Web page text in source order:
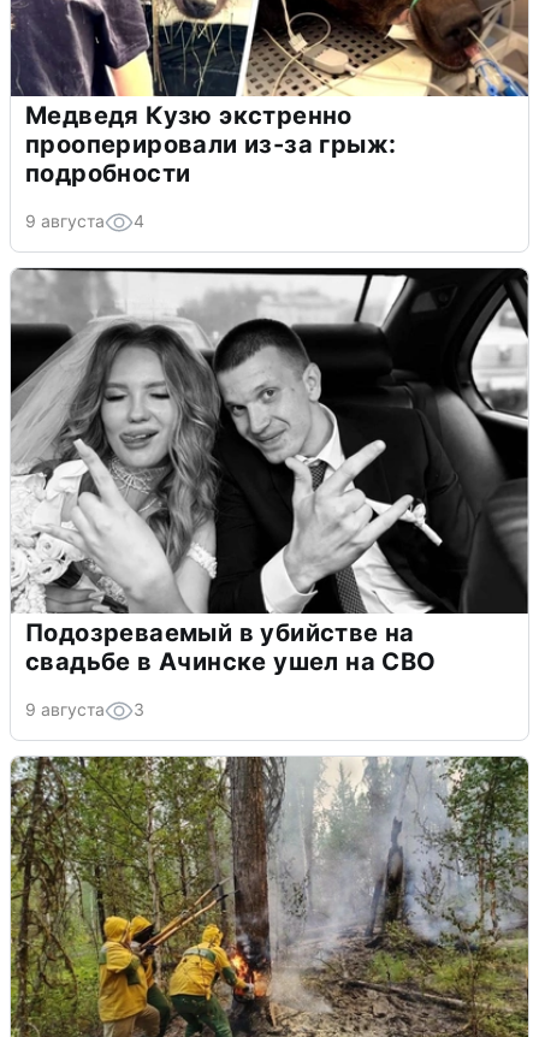
Медведя Кузю экстренно
прооперировали из-за грыж:
подробности
9 августа 4
Подозреваемый в убийстве на
свадьбе в Ачинске ушел на СВО
9 августа 3